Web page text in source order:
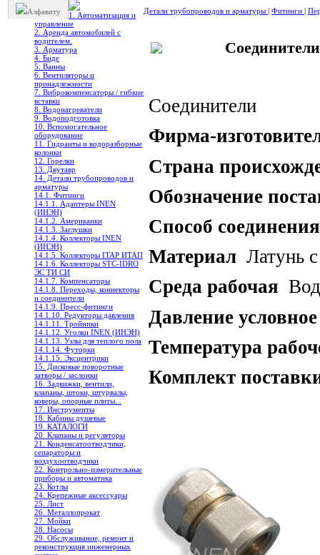
Алфавиту
1. Автоматизация и
управление
2. Аренда автомобилей с
водителем.
3. Арматура
4. Биде
5. Ванны
6. Вентиляторы и
принадлежности
7. Виброкомпенсаторы / гибкие
вставки
8. Водонагреватели
9. Водоподготовка
10. Вспомогательное
оборудование
11. Гидранты и водоразборные
колонки
12. Горелки
13. Двутавр
14. Детали трубопроводов и
арматуры
14.1. Фитинги
14.1.1. Адаптеры INEN
(ИНЭН)
14.1.2. Американки
14.1.3. Заглушки
14.1.4. Коллекторы INEN
(ИНЭН)
14.1.5. Коллекторы ITAP ИТАП
14.1.6. Коллекторы STC-IDRO
ЭС ТИ СИ
14.1.7. Компенсаторы
14.1.8. Переходы, коннекторы
и соединители
14.1.9. Пресс-фитинги
14.1.10. Редукторы давления
14.1.11. Тройники
14.1.12. Уголки INEN (ИНЭН)
14.1.13. Узлы для теплого пола
14.1.14. Футорки
14.1.15. Эксцентрики
15. Дисковые поворотные
затворы / заслонки
16. Задвижки, вентили,
клапаны, штоки, штурвалы,
коверы, опорные плиты...
17. Инструменты
18. Кабины душевые
19. КАТАЛОГИ
20. Клапаны и регуляторы
21. Конденсатоотводчики,
сепараторы и
воздухоотводчики
22. Контрольно-измерительные
приборы и автоматика
23. Котлы
24. Крепежные аксессуары
25. Лист
26. Металлопрокат
27. Мойки
28. Насосы
29. Обслуживание, ремонт и
реконструкция инженерных
Детали трубопроводов и арматуры | Фитинги |
Соединители
Фирма-
Страна
Обозначение
Способ
Материал Латунь
Среда рабочая
Давление
Температура
Комплект